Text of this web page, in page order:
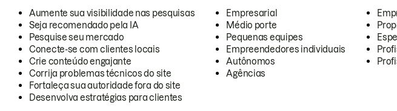
Aumente sua visibilidade nas pesquisas
Seja recomendado pela IA
Pesquise seu mercado
Conecte-se com clientes locais
Crie conteúdo engajante
Corrija problemas técnicos do site
Fortaleça sua autoridade fora do site
Desenvolva estratégias para clientes
Empresarial
Médio porte
Pequenas equipes
Empreendedores individuais
Autônomos
Agências